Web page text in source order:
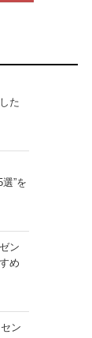
た
”を
ン
め
ン